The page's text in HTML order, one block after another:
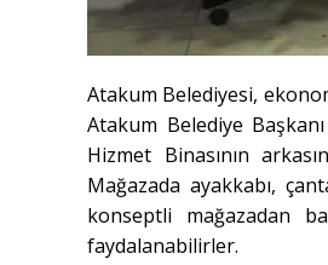
Atakum Belediyesi,
Atakum Belediye Başkanı
Hizmet Binasının
Mağazada ayakkabı,
konseptli mağazadan
faydalanabilirler.